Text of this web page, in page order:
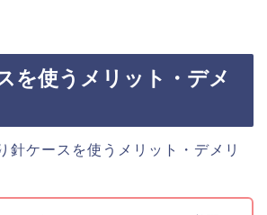
を使うメリット・デメ